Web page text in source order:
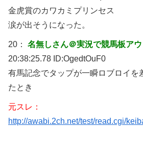
金虎賞のカワカミプリンセス
涙が出そうになった。
20： 名無しさん＠実況で競馬板ア
20:38:25.78 ID:OgedtOuF0
有馬記念でタップが一瞬ロブロイを
たとき
元スレ：
http://awabi.2ch.net/test/read.cgi/